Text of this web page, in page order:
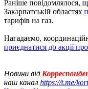
Раніше повідомлялося,
Закарпатській областях
тарифів на газ.
Нагадаємо,
приєднатися до акції
Новини від
наш канал https://t.me/